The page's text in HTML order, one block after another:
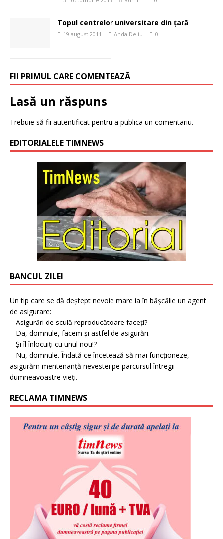
Topul centrelor universitare din țară
19 august 2011 Anda Deliu 0
FII PRIMUL CARE COMENTEAZĂ
Lasă un răspuns
Trebuie să fii autentificat pentru a publica un comentariu.
EDITORIALELE TIMNEWS
BANCUL ZILEI
Un tip care se dă deștept nevoie mare ia în bășcălie un agent
de asigurare:
– Asigurări de sculă reproducătoare faceți?
– Da, domnule, facem și astfel de asigurări.
– Și îl înlocuiți cu unul nou!?
– Nu, domnule. Îndată ce încetează să mai funcționeze,
asigurăm mentenanță nevestei pe parcursul întregii
dumneavoastre vieți.
RECLAMA TIMNEWS